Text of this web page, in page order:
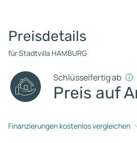
Preisdetails
für Stadtvilla HAMBURG
Schlüsselfertig ab
Preis auf
Finanzierungen kostenlos vergleichen